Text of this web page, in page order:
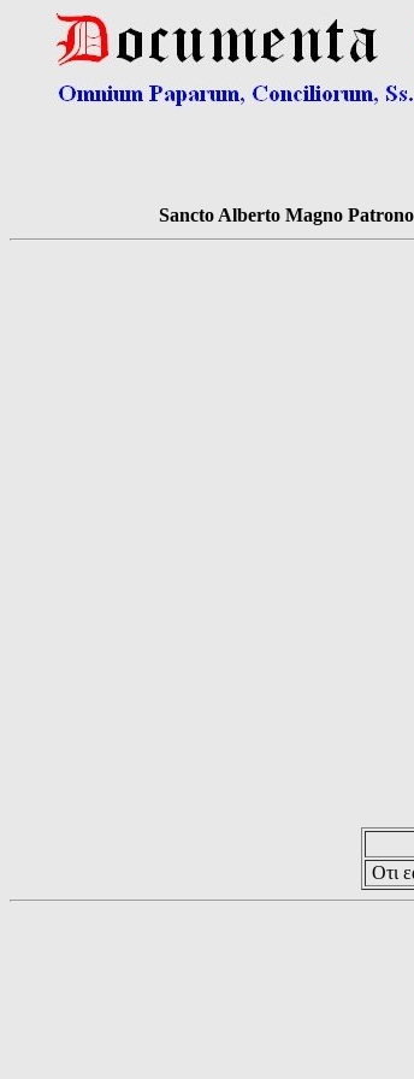
Sancto Alberto Magno
Οτι